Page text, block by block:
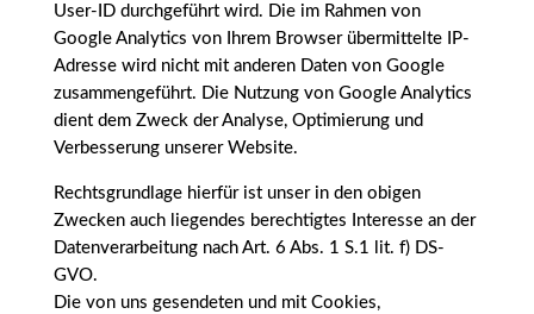
User-ID durchgeführt wird. Die im Rahmen von
Google Analytics von Ihrem Browser übermittelte IP-
Adresse wird nicht mit anderen Daten von Google
zusammengeführt. Die Nutzung von Google Analytics
dient dem Zweck der Analyse, Optimierung und
Verbesserung unserer Website.
Rechtsgrundlage hierfür ist unser in den obigen
Zwecken auch liegendes berechtigtes Interesse an der
Datenverarbeitung nach Art. 6 Abs. 1 S.1 lit. f) DS-
GVO.
Die von uns gesendeten und mit Cookies,